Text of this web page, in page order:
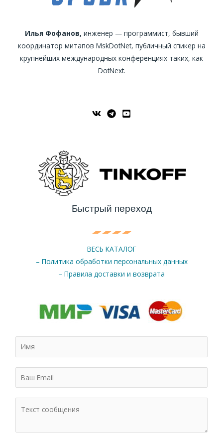
Илья Фофанов, инженер — программист, бывший
координатор митапов MskDotNet, публичный спикер на
крупнейших международных конференциях таких, как
DotNext.
Быстрый переход
ВЕСЬ КАТАЛОГ
– Политика обработки персональных данных
– Правила доставки и возврата